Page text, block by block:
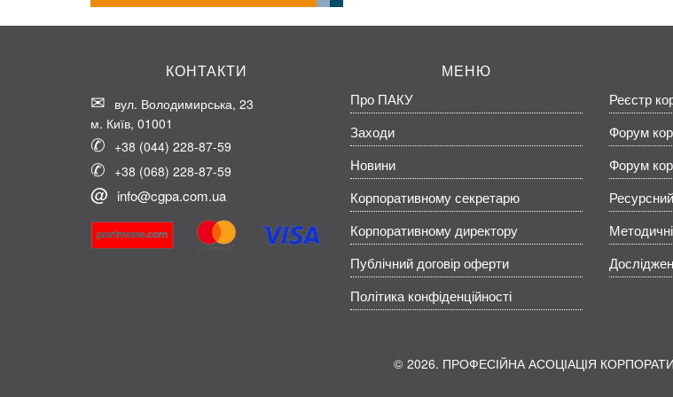
КОНТАКТИ
вул. Володимирська, 23
м. Київ, 01001
+38 (044) 228-87-59
+38 (068) 228-87-59
info@cgpa.com.ua
МЕНЮ
Про ПАКУ
Заходи
Новини
Корпоративному секретарю
Корпоративному директору
Публічний договір оферти
Політика конфіденційності
Реєстр
Форум
Форум
2026. ПРОФЕСІЙНА АСОЦІАЦІЯ